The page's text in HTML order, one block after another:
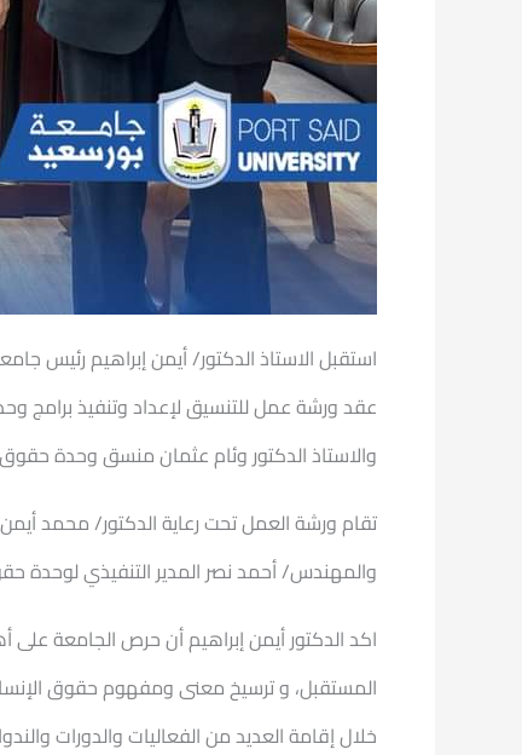
استقبل الاستاذ الدكتور/ أيمن إبراهيم رئيس
عقد ورشة عمل للتنسيق لإعداد وتنفيذ برامج
والاستاذ الدكتور وئام عثمان منسق وحدة حقوق
تقام ورشة العمل تحت رعاية الدكتور/ محمد أيمن
والمهندس/ أحمد نصر المدير التنفيذي لوحدة
اكد الدكتور أيمن إبراهيم أن حرص الجامعة
المستقبل، و ترسيخ معنى ومفهوم حقوق
خلال إقامة العديد من الفعاليات والدورات